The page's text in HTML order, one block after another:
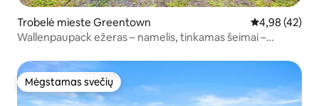
Trobelė mieste Greentown Vidutinis
4,98 (42)
Wallenpaupack ežeras – namelis, tinkamas šeimai –
Mėgstamas svečių
Mėgstamas svečių